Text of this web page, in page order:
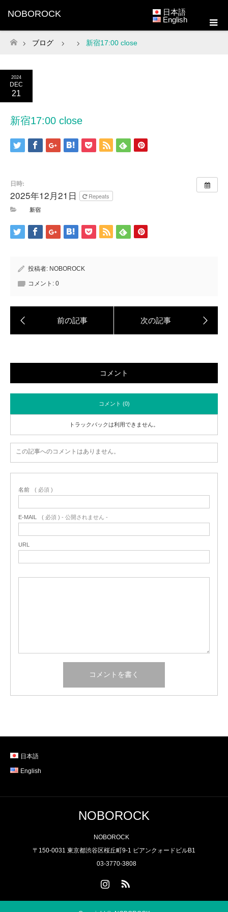
NOBOROCK
日本語
English
ホーム
ブログ 新宿17:00 close
2024
DEC
21
新宿17:00 close
日時:
2025年12月21日
Repeats
新宿
投稿者: NOBOROCK
コメント: 0
コメント
コメント (0)
トラックバックは利用できません。
この記事へのコメントはありません。
名前 ( 必須 )
E-MAIL ( 必須 ) - 公開されません -
URL
日本語
English
NOBOROCK
NOBOROCK
〒150-0031 東京都渋谷区桜丘町9-1 ビアンクォードビルB1
03-3770-3808